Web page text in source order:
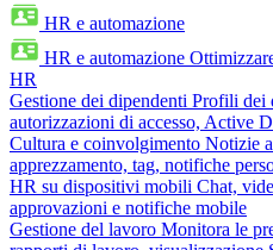
HR e automazione
HR e automazione
HR
Gestione dei dipendenti Profili dei
autorizzazioni di accesso, Active
Cultura e coinvolgimento Notizie
apprezzamento, tag, notifiche
HR su dispositivi mobili Chat,
approvazioni e notifiche mobile
Gestione del lavoro Monitora le